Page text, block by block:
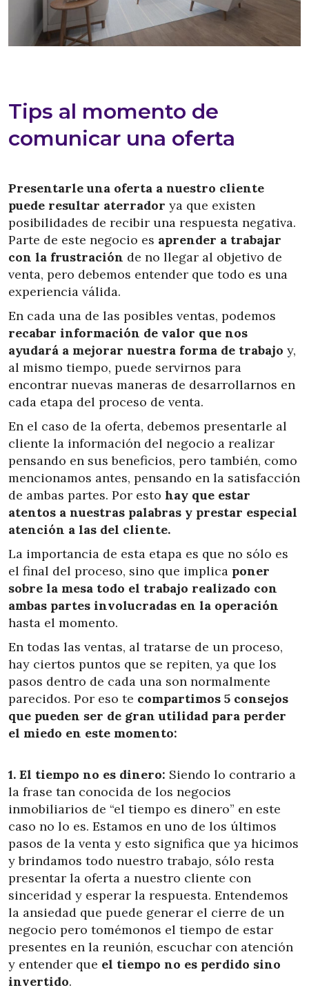
Tips al momento de
comunicar una oferta
Presentarle una oferta a nuestro cliente
puede resultar aterrador ya que existen
posibilidades de recibir una respuesta negativa.
Parte de este negocio es aprender a trabajar
con la frustración de no llegar al objetivo de
venta, pero debemos entender que todo es una
experiencia válida.
En cada una de las posibles ventas, podemos
recabar información de valor que nos
ayudará a mejorar nuestra forma de trabajo y,
al mismo tiempo, puede servirnos para
encontrar nuevas maneras de desarrollarnos en
cada etapa del proceso de venta.
En el caso de la oferta, debemos presentarle al
cliente la información del negocio a realizar
pensando en sus beneficios, pero también, como
mencionamos antes, pensando en la satisfacción
de ambas partes. Por esto hay que estar
atentos a nuestras palabras y prestar especial
atención a las del cliente.
La importancia de esta etapa es que no sólo es
el final del proceso, sino que implica poner
sobre la mesa todo el trabajo realizado con
ambas partes involucradas en la operación
hasta el momento.
En todas las ventas, al tratarse de un proceso,
hay ciertos puntos que se repiten, ya que los
pasos dentro de cada una son normalmente
parecidos. Por eso te compartimos 5 consejos
que pueden ser de gran utilidad para perder
el miedo en este momento:
1. El tiempo no es dinero: Siendo lo contrario a
la frase tan conocida de los negocios
inmobiliarios de “el tiempo es dinero” en este
caso no lo es. Estamos en uno de los últimos
pasos de la venta y esto significa que ya hicimos
y brindamos todo nuestro trabajo, sólo resta
presentar la oferta a nuestro cliente con
sinceridad y esperar la respuesta. Entendemos
la ansiedad que puede generar el cierre de un
negocio pero tomémonos el tiempo de estar
presentes en la reunión, escuchar con atención
y entender que el tiempo no es perdido sino
invertido.